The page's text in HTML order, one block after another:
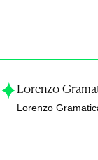
Lorenzo
Lorenzo